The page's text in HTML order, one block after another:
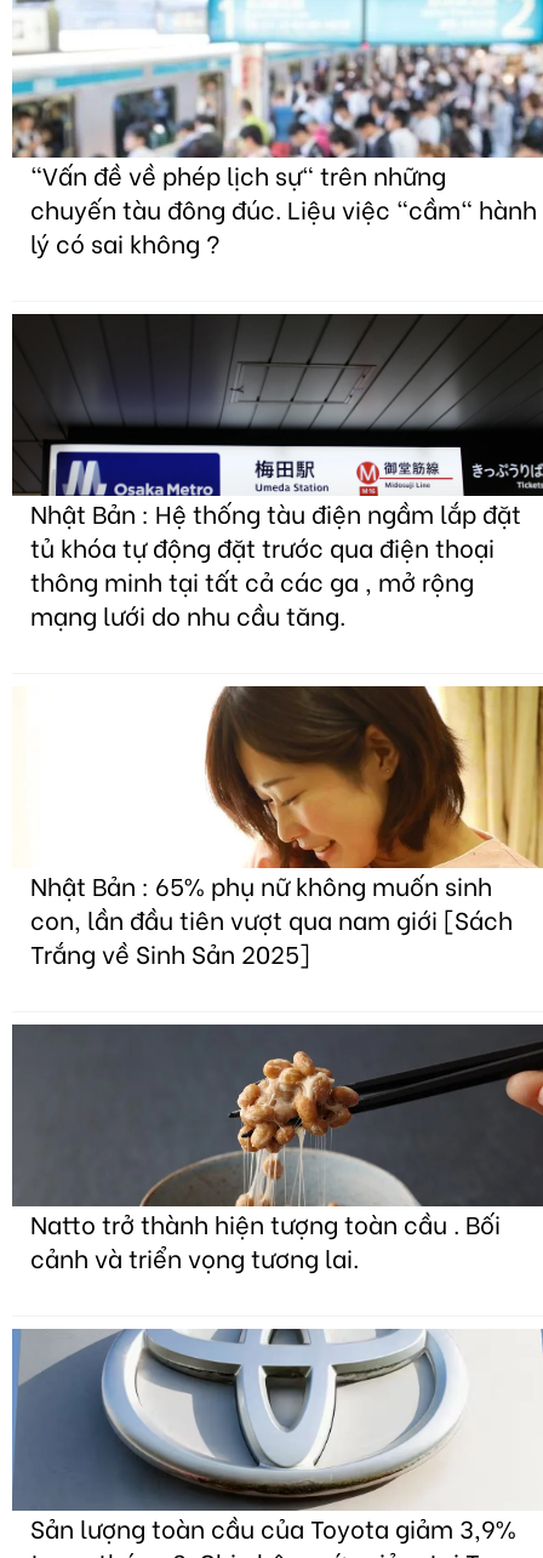
"Vấn đề về phép lịch sự" trên những
chuyến tàu đông đúc. Liệu việc "cầm" hành
lý có sai không ?
Nhật Bản : Hệ thống tàu điện ngầm lắp đặt
tủ khóa tự động đặt trước qua điện thoại
thông minh tại tất cả các ga , mở rộng
mạng lưới do nhu cầu tăng.
Nhật Bản : 65% phụ nữ không muốn sinh
con, lần đầu tiên vượt qua nam giới [Sách
Trắng về Sinh Sản 2025]
Natto trở thành hiện tượng toàn cầu . Bối
cảnh và triển vọng tương lai.
Sản lượng toàn cầu của Toyota giảm 3,9%